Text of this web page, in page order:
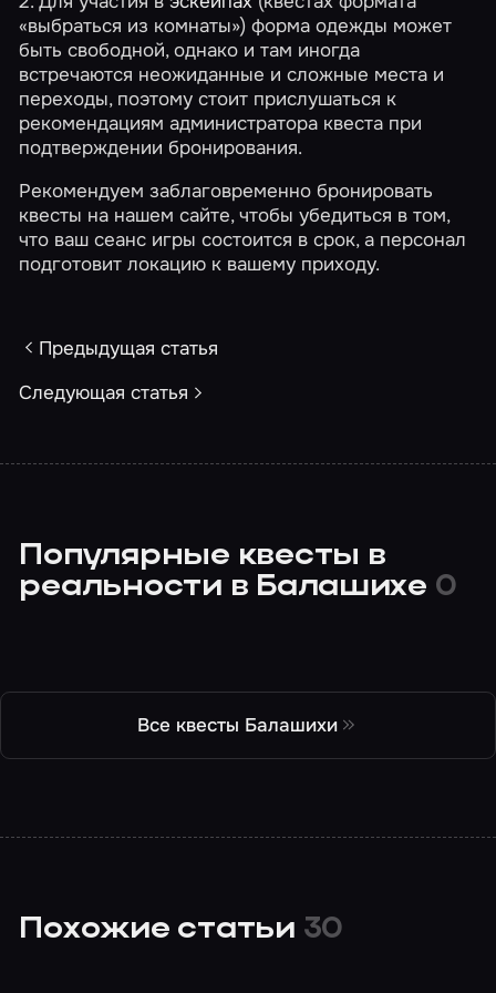
«выбраться из комнаты») форма одежды может
быть свободной, однако и там иногда
встречаются неожиданные и сложные места и
переходы, поэтому стоит прислушаться к
рекомендациям администратора квеста при
подтверждении бронирования.
Рекомендуем заблаговременно бронировать
квесты на нашем сайте, чтобы убедиться в том,
что ваш сеанс игры состоится в срок, а персонал
подготовит локацию к вашему приходу.
Предыдущая статья
Следующая статья
Популярные квесты в
реальности в Балашихе 0
Все квесты Балашихи
Похожие статьи 30